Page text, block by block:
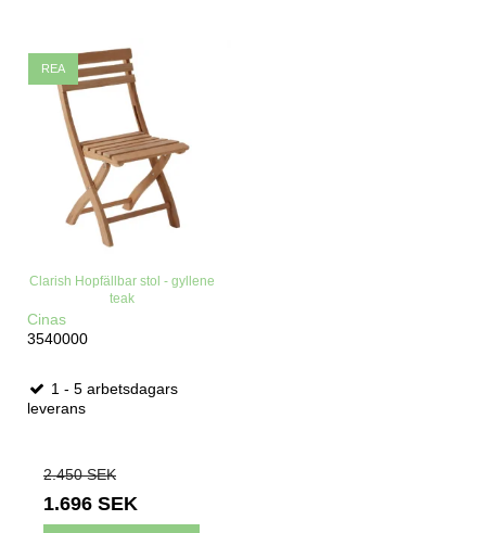
REA
Clarish Hopfällbar stol - gyllene
teak
Cinas
3540000
1 - 5 arbetsdagars
leverans
2.450 SEK
1.696 SEK